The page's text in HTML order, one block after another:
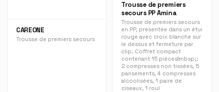
CAREONE
Trousse de premiers secours
Trousse de premiers
secours PP Amina
Trousse de premiers secours
en PP, présentée dans un étui
rouge avec croix blanche sur
le dessus et fermeture par
clip. Coffret compact
contenant 15 pièces&nbsp;:
2 compresses non tissées, 5
pansements, 4 compresses
alcoolisées, 1 paire de
ciseaux, 1 roul